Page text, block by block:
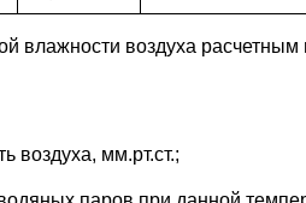
влажности воздуха
воздуха, мм.рт.ст.;